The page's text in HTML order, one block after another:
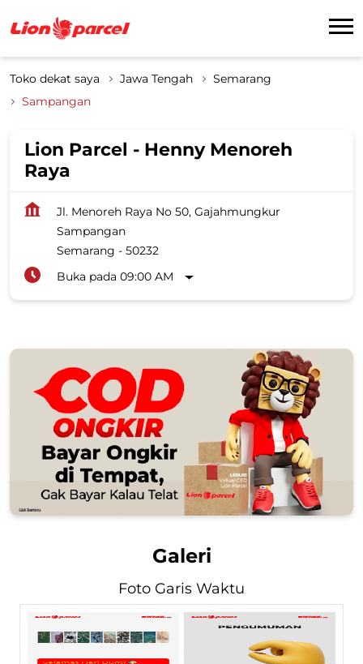
Toko dekat saya Jawa Tengah
Semarang
Sampangan
Lion Parcel - Henny Menoreh
Raya
Jl. Menoreh Raya No 50, Gajahmungkur
Sampangan
Semarang - 50232
Buka pada 09:00 AM
Galeri
Foto Garis Waktu